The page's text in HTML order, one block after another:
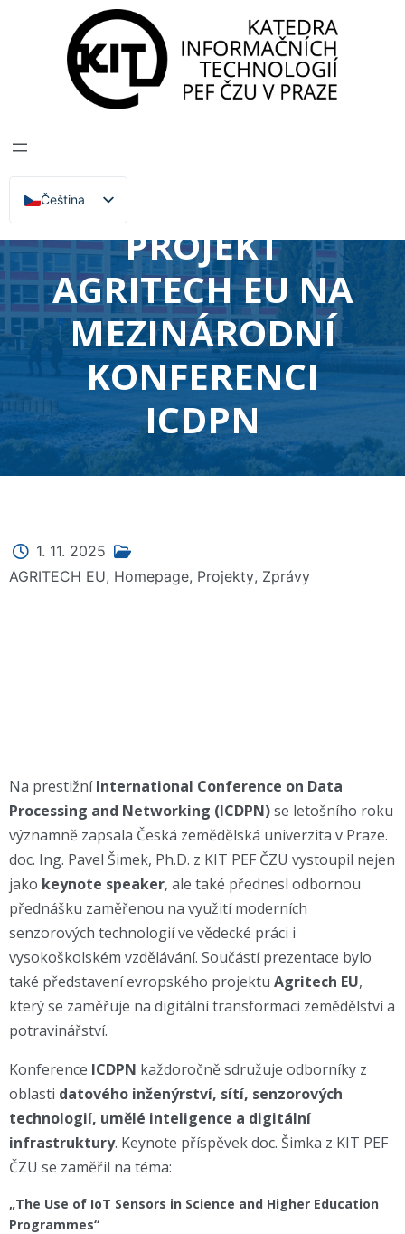
Čeština
English
informačních technologií
Zprávy, Akce,
KIT PEF ČZU V
PREZENTOVALA
PROJEKT
AGRITECH EU NA
MEZINÁRODNÍ
KONFERENCI
ICDPN
1. 11. 2025
AGRITECH EU, Homepage, Projekty, Zprávy
Na prestižníInternational Conference on Data
Processing and Networking (ICDPN)se letošního roku
významně zapsala Česká zemědělská univerzita v Praze.
doc. Ing. Pavel Šimek, Ph.D. z KIT PEF ČZU vystoupil nejen
jako keynote speaker, ale také přednesl odbornou
přednášku zaměřenou na využití moderních
senzorových technologií ve vědecké práci i
vysokoškolském vzdělávání. Součástí prezentace bylo
také představení evropského projektu Agritech EU,
který se zaměřuje na digitální transformaci zemědělství a
potravinářství.
Konference ICDPN každoročně sdružuje odborníky z
oblasti datového inženýrství, sítí, senzorových
technologií, umělé inteligence a digitální
infrastruktury. Keynote příspěvek doc. Šimka z KIT PEF
ČZU se zaměřil na téma:
„The Use of IoT Sensors in Science and Higher Education
Programmes“